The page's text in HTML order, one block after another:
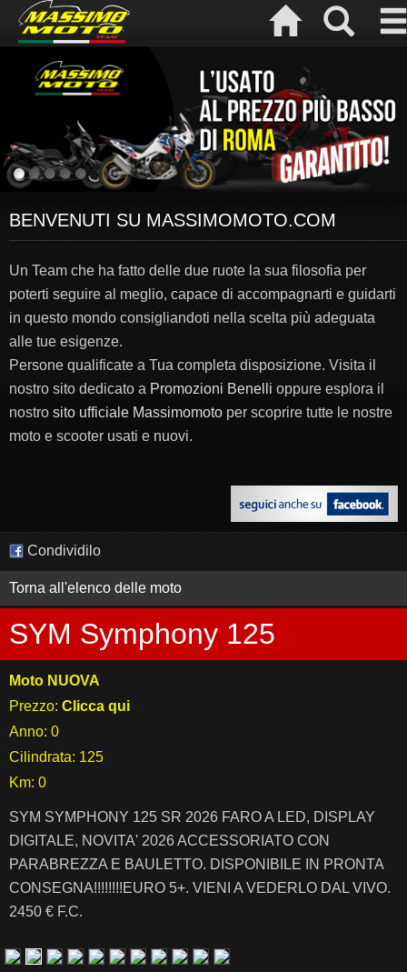
BENVENUTI SU MASSIMOMOTO.COM
Un Team che ha fatto delle due ruote la sua filosofia per
poterti seguire al meglio, capace di accompagnarti e guidarti
in questo mondo consigliandoti nella scelta più adeguata
alle tue esigenze.
Persone qualificate a Tua completa disposizione. Visita il
nostro sito dedicato a Promozioni Benelli oppure esplora il
nostro sito ufficiale Massimomoto per scoprire tutte le nostre
moto e scooter usati e nuovi.
Condividilo
Torna all'elenco delle moto
SYM Symphony 125
Moto NUOVA
Prezzo: Clicca qui
Anno: 0
Cilindrata: 125
Km: 0
SYM SYMPHONY 125 SR 2026 FARO A LED, DISPLAY
DIGITALE, NOVITA' 2026 ACCESSORIATO CON
PARABREZZA E BAULETTO. DISPONIBILE IN PRONTA
CONSEGNA!!!!!!!!EURO 5+. VIENI A VEDERLO DAL VIVO.
2450 € F.C.